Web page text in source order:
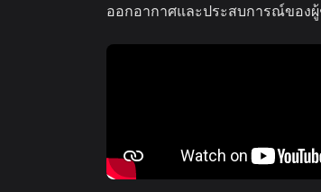
ออกอากาศและประสบการณ์ของ